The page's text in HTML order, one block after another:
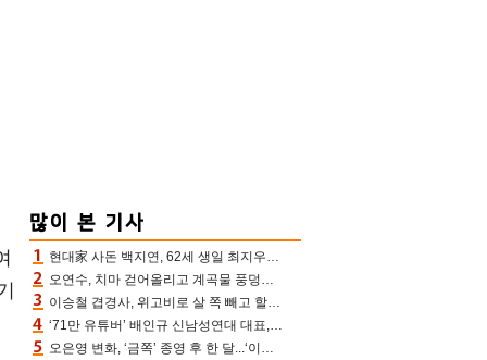
현대家 사돈 백지연, 62세 생일 최지우와 “올해도 함께” 이영애 신애라도 축하
오연수, 치마 걷어올리고 계곡물 풍덩‥무더위 잊은 제주 휴가
이승철 겹경사, 위고비로 살 쪽 빼고 할아버지 된다‥마음으로 낳은 딸 임신 자랑(유퀴즈)
‘71만 유튜버’ 배인규 신남성연대 대표, 오늘(5일) 숨진 채 발견…향년 36세
오은영 변화, ‘금쪽’ 종영 후 한 달...‘이것’ 끊고 살 뺀 모습 포착 “날씬하다!”